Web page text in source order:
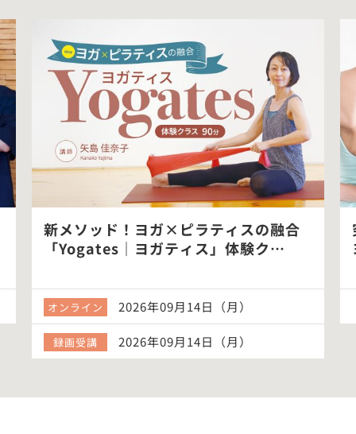
新メソッド！ヨガ×ピラティスの融合
「Yogates｜ヨガティス」体験ク…
オンライン 2026年09月14日（月）
録画受講 2026年09月14日（月）